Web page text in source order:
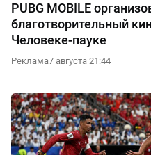
PUBG MOBILE
благотворительный
Человеке-пауке
Реклама7 августа 21:44